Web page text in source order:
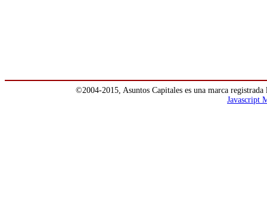
©2004-2015, Asuntos Capitales es una marca
Javascript